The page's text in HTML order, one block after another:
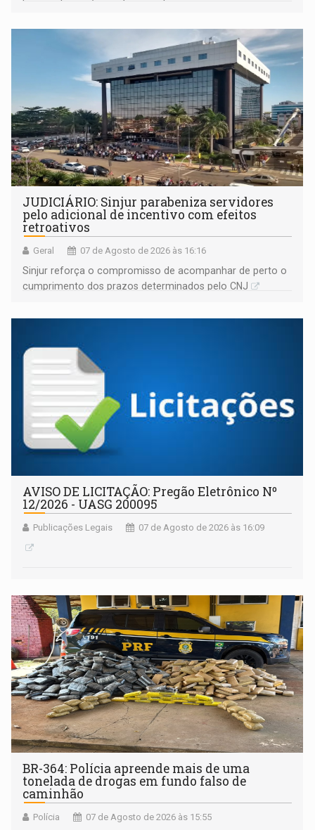
JUDICIÁRIO: Sinjur parabeniza servidores
pelo adicional de incentivo com efeitos
retroativos
Geral 07 de Agosto de 2026 às 16:16
Sinjur reforça o compromisso de acompanhar de perto o
cumprimento dos prazos determinados pelo CNJ
AVISO DE LICITAÇÃO: Pregão Eletrônico Nº
12/2026 - UASG 200095
Publicações Legais 07 de Agosto de 2026 às 16:09
BR-364: Polícia apreende mais de uma
tonelada de drogas em fundo falso de
caminhão
Polícia 07 de Agosto de 2026 às 15:55